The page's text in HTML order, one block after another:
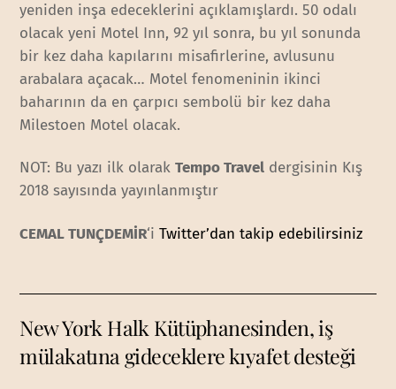
yeniden inşa edeceklerini açıklamışlardı. 50 odalı
olacak yeni Motel Inn, 92 yıl sonra, bu yıl sonunda
bir kez daha kapılarını misafirlerine, avlusunu
arabalara açacak… Motel fenomeninin ikinci
baharının da en çarpıcı sembolü bir kez daha
Milestoen Motel olacak.
NOT: Bu yazı ilk olarakTempo Travel dergisinin Kış
2018 sayısında yayınlanmıştır
CEMAL TUNÇDEMİR‘iTwitter’dan takip edebilirsiniz
New York Halk Kütüphanesinden, iş
mülakatına gideceklere kıyafet desteği